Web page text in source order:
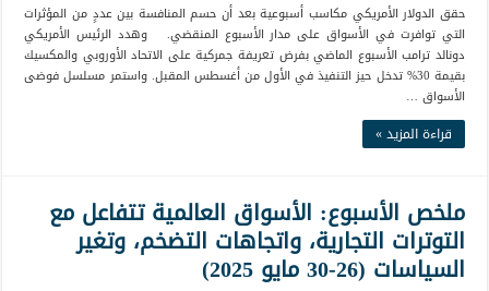
حقق الدولار الأمريكي مكاسب أسبوعية بعد أن حسم المنافسة بين عددٍ من المؤثرات
التي توافرت في الأسواق على مدار الأسبوع المنقضي. وهدد الرئيس الأمريكي
دونالد ترامب الأسبوع الماضي بفرض تعريفة جمركية على الاتحاد الأوروبي والمكسيك
بقيمة 30% تدخل حيز التنفيذ في الأول من أغسطس المقبل. واستمر مسلسل فوضى
الأسواق …
قراءة المزيد »
ملخص الأسبوع: الأسواق العالمية تتفاعل مع
التوترات التجارية، واتجاهات التضخم، وتغير
السياسات (26-30 مايو 2025)